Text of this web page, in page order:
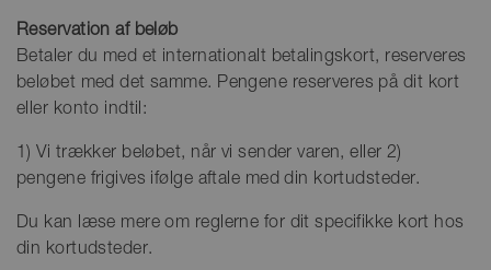
Reservation af beløb
Betaler du med et internationalt betalingskort, reserveres
beløbet med det samme. Pengene reserveres på dit kort
eller konto indtil:
1) Vi trækker beløbet, når vi sender varen, eller 2)
pengene frigives ifølge aftale med din kortudsteder.
Du kan læse mere om reglerne for dit specifikke kort hos
din kortudsteder.